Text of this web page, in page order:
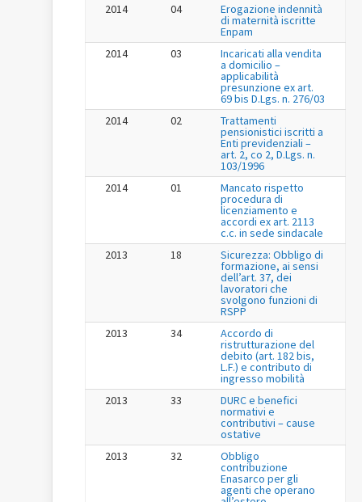
2014
04 Erogazione indennità
di maternità iscritte
Enpam
2014
03 Incaricati alla vendita
a domicilio –
applicabilità
presunzione ex art.
69 bis D.Lgs. n. 276/03
2014
02 Trattamenti
pensionistici iscritti a
Enti previdenziali –
art. 2, co 2, D.Lgs. n.
103/1996
2014
01 Mancato rispetto
procedura di
licenziamento e
accordi ex art. 2113
c.c. in sede sindacale
2013
18 Sicurezza: Obbligo di
formazione, ai sensi
dell’art. 37, dei
lavoratori che
svolgono funzioni di
RSPP
2013
34 Accordo di
ristrutturazione del
debito (art. 182 bis,
L.F.) e contributo di
ingresso mobilità
2013
33 DURC e benefici
normativi e
contributivi – cause
ostative
2013
32 Obbligo
contribuzione
Enasarco per gli
agenti che operano